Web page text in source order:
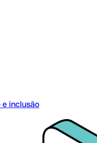
e inclusão